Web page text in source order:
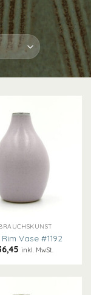
Vase #1192
inkl. MwSt.